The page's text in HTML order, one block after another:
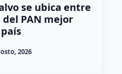
se ubica entre
del PAN mejor
2026